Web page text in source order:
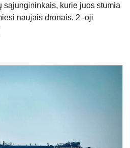
sąjungininkais, kurie juos stumia
naujais dronais. 2 -oji